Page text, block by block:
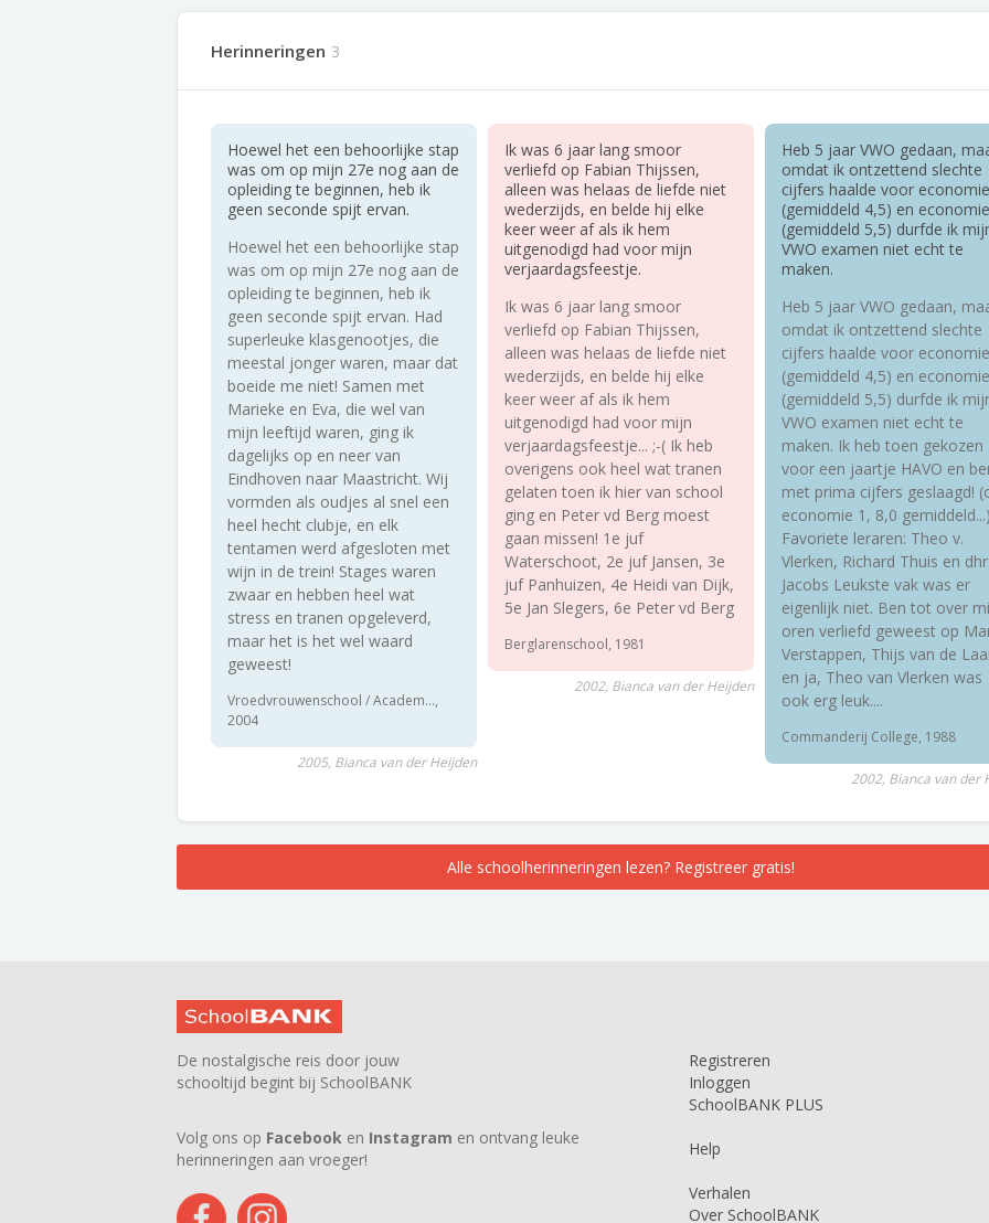
Herinneringen 3
Hoewel het een behoorlijke stap
was om op mijn 27e nog aan de
opleiding te beginnen, heb ik
geen seconde spijt ervan.
Hoewel het een behoorlijke stap
was om op mijn 27e nog aan de
opleiding te beginnen, heb ik
geen seconde spijt ervan. Had
superleuke klasgenootjes, die
meestal jonger waren, maar dat
boeide me niet! Samen met
Marieke en Eva, die wel van
mijn leeftijd waren, ging ik
dagelijks op en neer van
Eindhoven naar Maastricht. Wij
vormden als oudjes al snel een
heel hecht clubje, en elk
tentamen werd afgesloten met
wijn in de trein! Stages waren
zwaar en hebben heel wat
stress en tranen opgeleverd,
maar het is het wel waard
geweest!
Vroedvrouwenschool / Academ...,
2004
2005, Bianca van der Heijden
Ik was 6 jaar lang smoor
verliefd op Fabian Thijssen,
alleen was helaas de liefde niet
wederzijds, en belde hij elke
keer weer af als ik hem
uitgenodigd had voor mijn
verjaardagsfeestje.
Ik was 6 jaar lang smoor
verliefd op Fabian Thijssen,
alleen was helaas de liefde niet
wederzijds, en belde hij elke
keer weer af als ik hem
uitgenodigd had voor mijn
verjaardagsfeestje... ;-( Ik heb
overigens ook heel wat tranen
gelaten toen ik hier van school
ging en Peter vd Berg moest
gaan missen! 1e juf
Waterschoot, 2e juf Jansen, 3e
juf Panhuizen, 4e Heidi van Dijk,
5e Jan Slegers, 6e Peter vd Berg
Berglarenschool, 1981
2002, Bianca van der Heijden
Heb 5 jaar VWO gedaan,
omdat ik ontzettend slechte
cijfers haalde voor
(gemiddeld 4,5) en
(gemiddeld 5,5) durfde ik
VWO examen niet echt te
maken.
Heb 5 jaar VWO gedaan,
omdat ik ontzettend slechte
cijfers haalde voor
(gemiddeld 4,5) en
(gemiddeld 5,5) durfde ik
VWO examen niet echt te
maken. Ik heb toen gekozen
voor een jaartje HAVO en
met prima cijfers geslaagd!
economie 1, 8,0 gemiddeld...)
Favoriete leraren: Theo v.
Vlerken, Richard Thuis en dhr.
Jacobs Leukste vak was er
eigenlijk niet. Ben tot over
oren verliefd geweest op
Verstappen, Thijs van de
en ja, Theo van Vlerken was
ook erg leuk....
Commanderij College, 1988
2002, Bianca van der
Alle schoolherinneringen lezen? Registreer gratis!
De nostalgische reis door jouw
schooltijd begint bij SchoolBANK
Volg ons op Facebook en Instagram en ontvang leuke
herinneringen aan vroeger!
Registreren
Inloggen
SchoolBANK PLUS
Help
Verhalen
Over SchoolBANK